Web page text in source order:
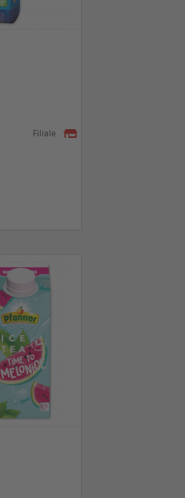
Filiale